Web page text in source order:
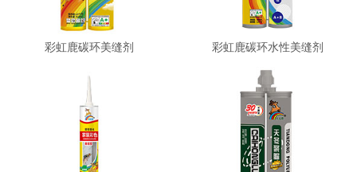
彩虹鹿碳环美缝剂 彩虹鹿碳环水性美缝剂